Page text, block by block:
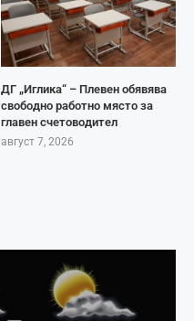
ДГ „Иглика“ – Плевен обявява
свободно работно място за
главен счетоводител
август 7, 2026